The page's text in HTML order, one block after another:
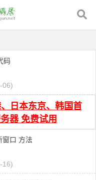
码
06)
日本东京、韩国首
器 免费试用
窗口 方法
16)